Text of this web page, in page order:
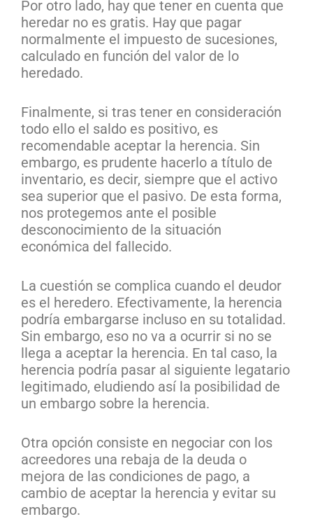
Por otro lado, hay que tener en cuenta que
heredar no es gratis. Hay que pagar
normalmente el impuesto de sucesiones,
calculado en función del valor de lo
heredado.
Finalmente, si tras tener en consideración
todo ello el saldo es positivo, es
recomendable aceptar la herencia. Sin
embargo, es prudente hacerlo a título de
inventario, es decir, siempre que el activo
sea superior que el pasivo. De esta forma,
nos protegemos ante el posible
desconocimiento de la situación
económica del fallecido.
La cuestión se complica cuando el deudor
es el heredero. Efectivamente, la herencia
podría embargarse incluso en su totalidad.
Sin embargo, eso no va a ocurrir si no se
llega a aceptar la herencia. En tal caso, la
herencia podría pasar al siguiente legatario
legitimado, eludiendo así la posibilidad de
un embargo sobre la herencia.
Otra opción consiste en negociar con los
acreedores una rebaja de la deuda o
mejora de las condiciones de pago, a
cambio de aceptar la herencia y evitar su
embargo.